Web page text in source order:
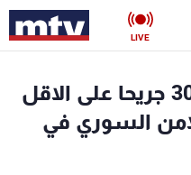
LIVE
العربية عن ناشطين: 30 جريحا على الاقل
السوري في